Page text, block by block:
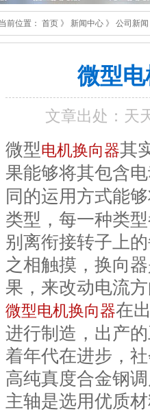
当前位置： 首页 》 新闻中心 》 公司新闻
微型
文章出处：天
微型电机换向器其
果能够将其包含
同的运用方式能
类型，每一种类
别离衔接转子上
之相触摸，换向
果，来改动电流
微型电机换向器在
进行制造，出产
着年代在进步，
高纯真度合金钢
主轴是选用优质